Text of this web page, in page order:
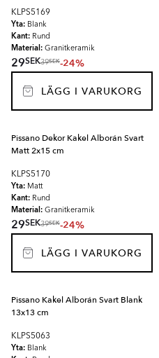
KLPS5169
Yta: Blank
Kant: Rund
Material: Granitkeramik
29SEK39SEK-24%
LÄGG I VARUKORG
Pissano Dekor Kakel Alborán Svart
Matt 2x15 cm
KLPS5170
Yta: Matt
Kant: Rund
Material: Granitkeramik
29SEK39SEK-24%
LÄGG I VARUKORG
Pissano Kakel Alborán Svart Blank
13x13 cm
KLPS5063
Yta: Blank